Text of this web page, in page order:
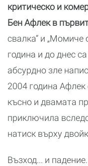
критическо и
Бен Афлек в
свалка“ и „Момиче
година и до днес
абсурдно зле
2004 година
късно и двамата
приключила
натиск върху
Възход... и